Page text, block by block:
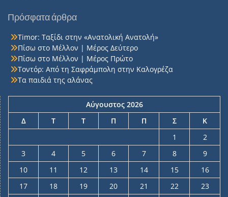
Πρόσφατα άρθρα
Timor: Ταξίδι στην «Ανατολική Ανατολή»
Πίσω στο Μέλλον | Μέρος Δεύτερο
Πίσω στο Μέλλον | Μέρος Πρώτο
Τοντόρ: Από τη Σαφράμπολη στην Καλογρέζα
Τα παιδιά της αλάνας
Αύγουστος 2026
Δ
Τ Τ Π Π Σ
Κ
1
2
3
4 5 6 7 8
9
10
11 12 13 14 15
16
17
18 19 20 21 22
23